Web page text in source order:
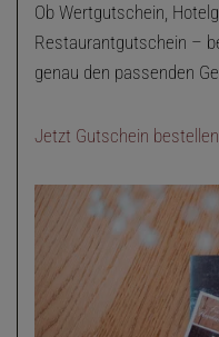
Ob Wertgutschein,
Restaurantgutschein –
genau den passenden
Jetzt Gutschein bestellen